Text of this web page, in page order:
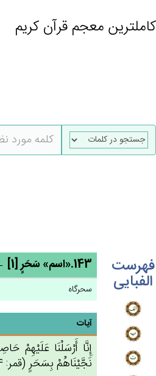
کاملترین معجم قرآن کریم
فهرست
الفبایی
143.«اسم» سَحَرٍ [1] ← سحر
سحرگاه
آیات
إِنَّا أَرْسَلْنَا عَلَيْهِم‌ْ
نَجَّيْنَاهُمْ‌ بِسَحَرٍ (قمر: 34)